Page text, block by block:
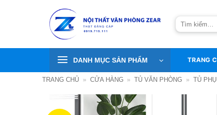
Tìm
kiếm:
DANH MỤC SẢN PHẨM TRANG
TRANG CHỦ » CỬA HÀNG » TỦ VĂN PHÒNG » TỦ